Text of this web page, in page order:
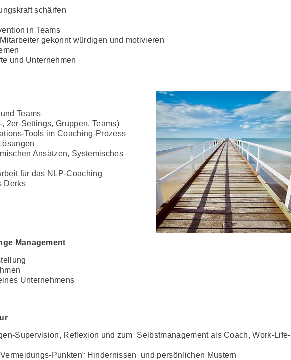
schärfen
in Teams
gekonnt würdigen und motivieren
und Unternehmen
Teams
2er-Settings, Gruppen, Teams)
Tools im Coaching-Prozess
Ansätzen, Systemisches
für das NLP-Coaching
Derks
Management
Unternehmens
Supervision, Reflexion und zum Selbstmanage­ment als Coach, Work-Life-
Punkten“ Hindernissen und persönli­chen Mustern